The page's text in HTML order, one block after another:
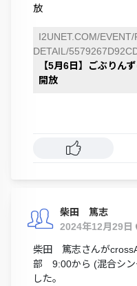
放
I2UNET.COM/EVENT/
DETAIL/
【5月6日】ごぶりん
開放
柴田 篤志
2024年12月29日
柴田 篤志さんが
部 9:00から (混合シン
した。